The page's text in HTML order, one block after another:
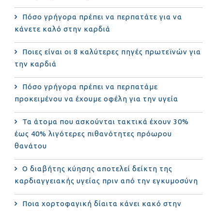
Πόσο γρήγορα πρέπει να περπατάτε για να
κάνετε καλό στην καρδιά
Ποιες είναι οι 8 καλύτερες πηγές πρωτεϊνών για
την καρδιά
Πόσο γρήγορα πρέπει να περπατάμε
προκειμένου να έχουμε οφέλη για την υγεία
Τα άτομα που ασκούνται τακτικά έχουν 30%
έως 40% λιγότερες πιθανότητες πρόωρου
θανάτου
Ο διαβήτης κύησης αποτελεί δείκτη της
καρδιαγγειακής υγείας πριν από την εγκυμοσύνη
Ποια χορτοφαγική δίαιτα κάνει κακό στην